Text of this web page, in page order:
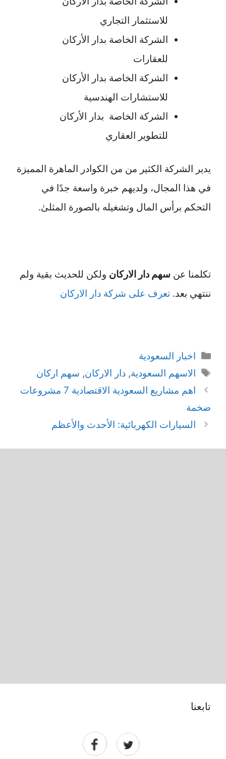
للاستثمار التجاري
الشركة الخاصة بدار الأركان
للعقارات
الشركة الخاصة بدار الأركان
للاستشارات الهندسية
الشركة الخاصة بدار الأركان
للتطوير العقاري
يدير الشركة الكثير من من الكوادر الماهرة المميزة
في هذا المجال، ولديهم خبرة واسعة جدًا في
التحكم برأس المال وتشغيله بالصورة المثلىٰ.
تكلمنا عن سهم دار الاركان ولكن للحديث بقية ولم
ننتهي بعد. تعرف على شركة دار الاركان
التصنيفات
اخبار السعودية
الوسوم
الاسهم السعودية,دار الاركان, سهم اركان
اهم مشاريع السعودية الاقتصادية 7 مشروعات
ضخمة
السيارات الكهربائية: الأحدث والأعظم
تابعنا